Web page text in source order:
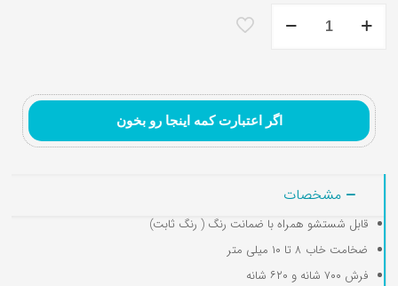
ماشینی
عدد
اگر اعتبارت کمه اینجا رو بخون
مشخصات
قابل شستشو همراه با ضمانت رنگ ( رنگ ثابت)
ضخامت خاب ۸ تا ۱۰ میلی متر
فرش ۷۰۰ شانه و ۶۲۰ شانه
تابلوفرش گل و گلدان
تابلوفرش نقاشی ایرانی و